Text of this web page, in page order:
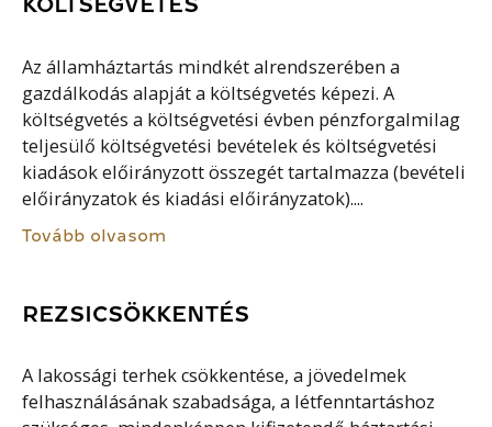
Az államháztartás mindkét alrendszerében a
gazdálkodás alapját a költségvetés képezi. A
költségvetés a költségvetési évben pénzforgalmilag
teljesülő költségvetési bevételek és költségvetési
kiadások előirányzott összegét tartalmazza (bevételi
előirányzatok és kiadási előirányzatok)....
Tovább olvasom
REZSICSÖKKENTÉS
A lakossági terhek csökkentése, a jövedelmek
felhasználásának szabadsága, a létfenntartáshoz